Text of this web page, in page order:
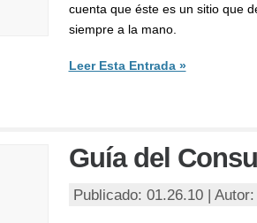
cuenta que éste es un sitio que
siempre a la mano.
Leer Esta Entrada »
Guía del
Publicado: 01.26.10 |